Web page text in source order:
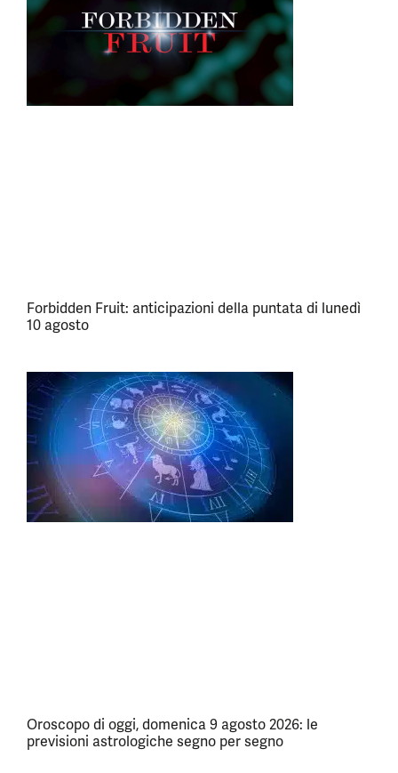
Forbidden Fruit: anticipazioni della puntata di lunedì
10 agosto
Oroscopo di oggi, domenica 9 agosto 2026: le
previsioni astrologiche segno per segno